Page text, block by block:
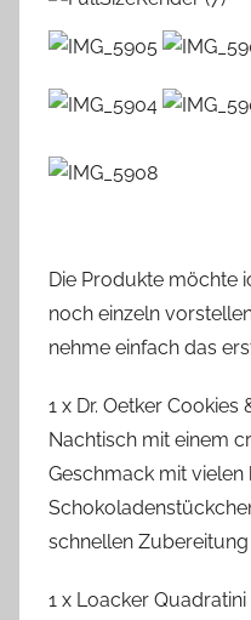
Die Produkte möchte
noch einzeln
nehme einfach das
1 x Dr. Oetker
Nachtisch mit einem
Geschmack mit
schnellen
1 x Loacker